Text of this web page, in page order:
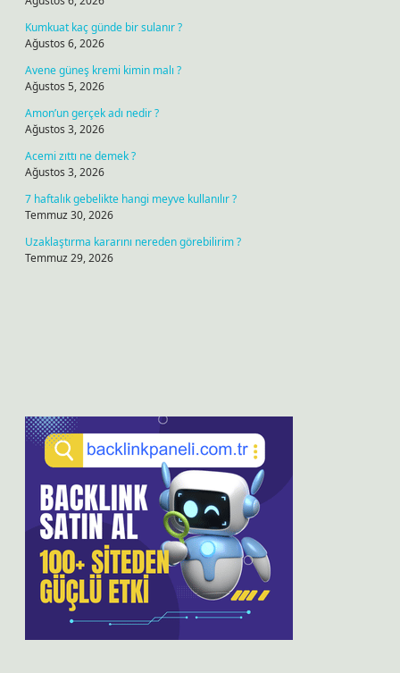
Kumkuat kaç günde bir sulanır ?
Ağustos 6, 2026
Avene güneş kremi kimin malı ?
Ağustos 5, 2026
Amon’un gerçek adı nedir ?
Ağustos 3, 2026
Acemi zıttı ne demek ?
Ağustos 3, 2026
7 haftalık gebelikte hangi meyve kullanılır ?
Temmuz 30, 2026
Uzaklaştırma kararını nereden görebilirim ?
Temmuz 29, 2026